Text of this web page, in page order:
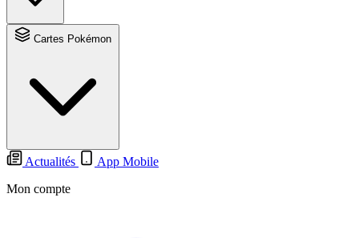
Actualités
App Mobile
Mon compte